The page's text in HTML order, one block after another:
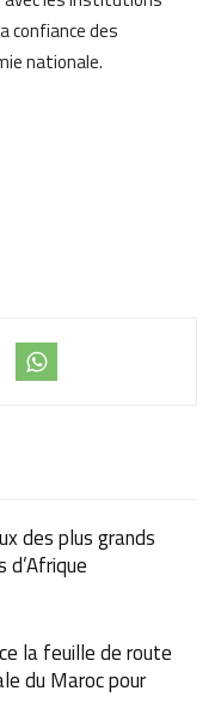
confiance des
nationale.
des plus grands
la feuille de route
du Maroc pour